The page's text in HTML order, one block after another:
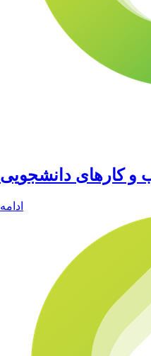
کارهای دانشجویی
ادامه